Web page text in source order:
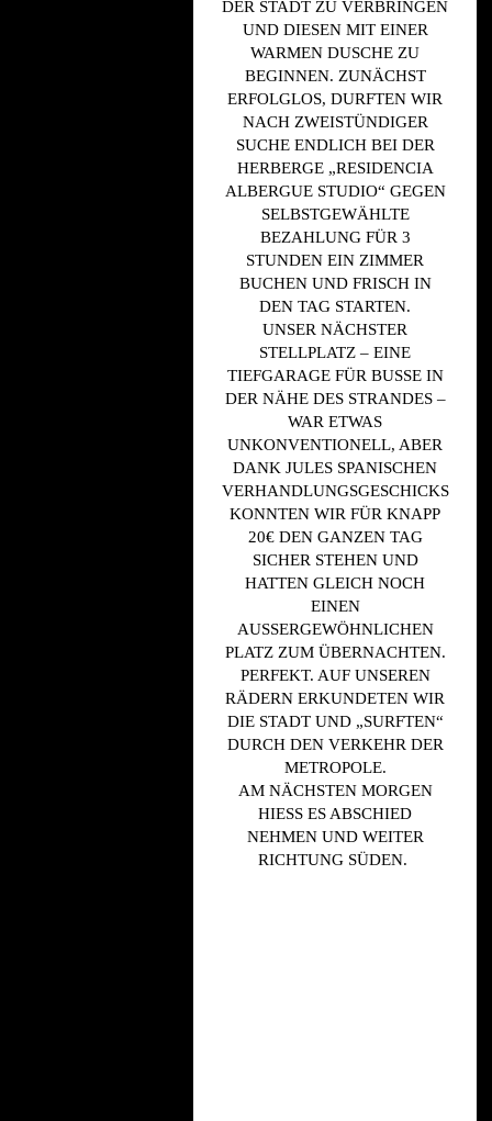
DER STADT ZU VERBRINGEN
UND DIESEN MIT EINER
WARMEN DUSCHE ZU
BEGINNEN. ZUNÄCHST
ERFOLGLOS, DURFTEN WIR
NACH ZWEISTÜNDIGER
SUCHE ENDLICH BEI DER
HERBERGE „RESIDENCIA
ALBERGUE STUDIO“ GEGEN
SELBSTGEWÄHLTE
BEZAHLUNG FÜR 3
STUNDEN EIN ZIMMER
BUCHEN UND FRISCH IN
DEN TAG STARTEN.
UNSER NÄCHSTER
STELLPLATZ – EINE
TIEFGARAGE FÜR BUSSE IN
DER NÄHE DES STRANDES –
WAR ETWAS
UNKONVENTIONELL, ABER
DANK JULES SPANISCHEN
VERHANDLUNGSGESCHICKS
KONNTEN WIR FÜR KNAPP
20€ DEN GANZEN TAG
SICHER STEHEN UND
HATTEN GLEICH NOCH
EINEN
AUSSERGEWÖHNLICHEN P
LATZ ZUM ÜBERNACHTEN. P
ERFEKT. AUF UNSEREN R
ÄDERN ERKUNDETEN WIR D
IE STADT UND „SURFTEN“ D
URCH DEN VERKEHR DER M
ETROPOLE.
AM NÄCHSTEN MORGEN
HIESS ES ABSCHIED N
EHMEN UND WEITER R
ICHTUNG SÜDEN.